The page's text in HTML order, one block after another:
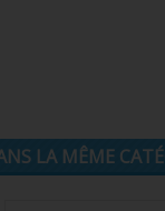
LA MÊME